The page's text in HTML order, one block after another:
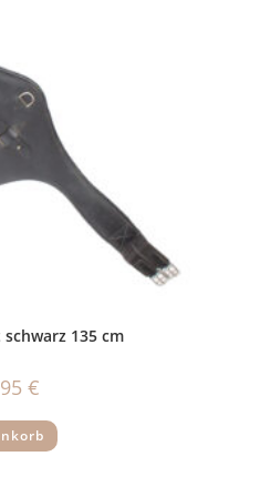
135 cm
€
€Aktueller
Preis
17,95 €.